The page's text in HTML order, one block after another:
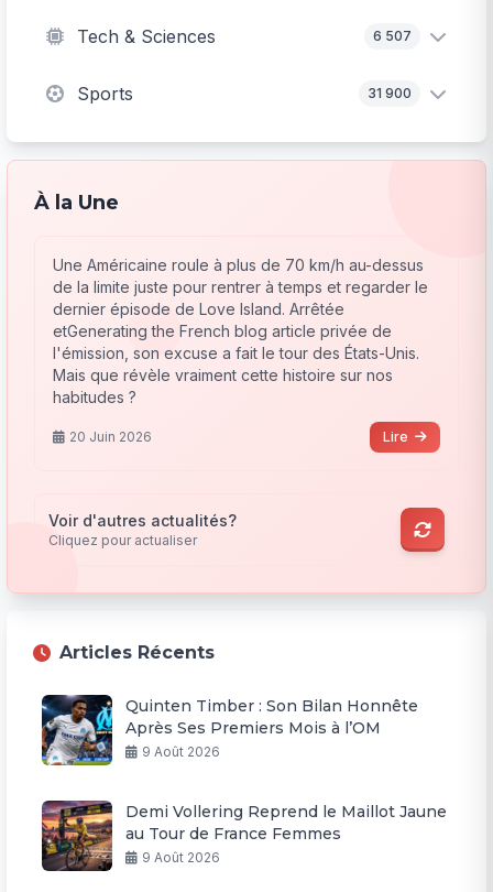
Tech & Sciences 6 507
Sports 31 900
À la Une
Une Américaine roule à plus de 70 km/h au-dessus
de la limite juste pour rentrer à temps et regarder le
dernier épisode de Love Island. Arrêtée
etGenerating the French blog article privée de
l'émission, son excuse a fait le tour des États-Unis.
Mais que révèle vraiment cette histoire sur nos
habitudes ?
20 Juin 2026 Lire
Voir d'autres actualités?
Cliquez pour actualiser
Articles Récents
Quinten Timber : Son Bilan Honnête
Après Ses Premiers Mois à l’OM
9 Août 2026
Demi Vollering Reprend le Maillot Jaune
au Tour de France Femmes
9 Août 2026